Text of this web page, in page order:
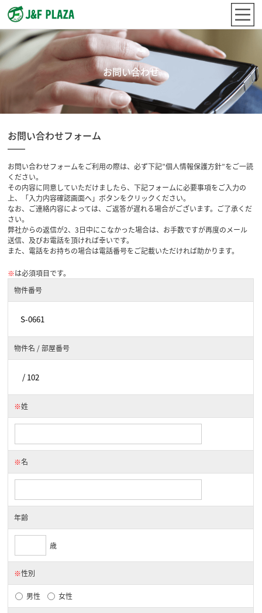
お問い合わせ
お問い合わせフォーム
お問い合わせフォームをご利用の際は、必ず下記”個人情報保護方針”をご一読
ください。
その内容に同意していただけましたら、下記フォームに必要事項をご入力の
上、「入力内容確認画面へ」ボタンをクリックください。
なお、ご連絡内容によっては、ご返答が遅れる場合がございます。ご了承くだ
さい。
弊社からの返信が2、3日中にこなかった場合は、お手数ですが再度のメール
送信、及びお電話を頂ければ幸いです。
また、電話をお持ちの場合は電話番号をご記載いただければ助かります。
※は必須項目です。
物件番号
物件名 / 部屋番号
※姓
※名
年齢
歳
※性別
男性 女性